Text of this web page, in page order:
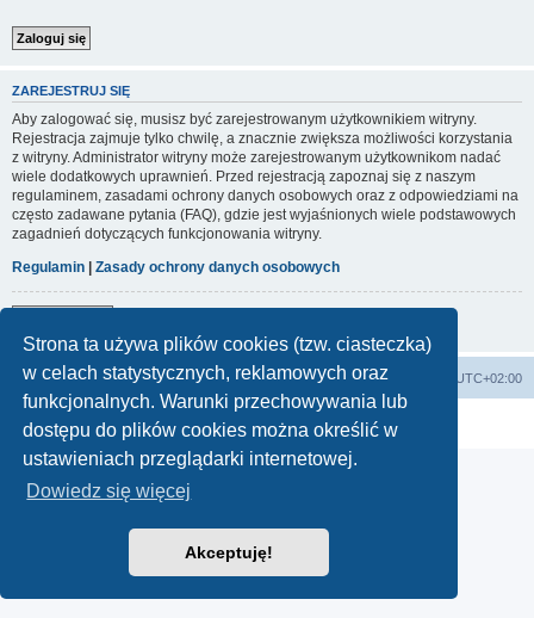
Strona ta używa plików cookies (tzw. ciasteczka)
w celach statystycznych, reklamowych oraz
funkcjonalnych. Warunki przechowywania lub
dostępu do plików cookies można określić w
ustawieniach przeglądarki internetowej.
Dowiedz się więcej
Akceptuję!
ZAREJESTRUJ SIĘ
Aby zalogować się, musisz być zarejestrowanym użytkownikiem witryny.
Rejestracja zajmuje tylko chwilę, a znacznie zwiększa możliwości korzystania
z witryny. Administrator witryny może zarejestrowanym użytkownikom nadać
wiele dodatkowych uprawnień. Przed rejestracją zapoznaj się z naszym
regulaminem, zasadami ochrony danych osobowych oraz z odpowiedziami na
często zadawane pytania (FAQ), gdzie jest wyjaśnionych wiele podstawowych
zagadnień dotyczących funkcjonowania witryny.
Regulamin | Zasady ochrony danych osobowych
Start Strefa czasowa UTC+02:00
Usuń ciasteczka witryny
Polski pakiet językowy dostarczaphpBB.pl